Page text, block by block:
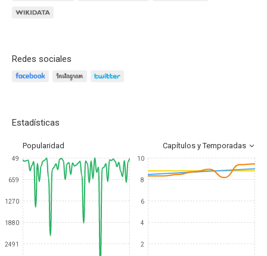
Redes sociales
Estadísticas
Popularidad Capítulos y Temporadas
49
659
1270
1880
2491
10
8
6
4
2